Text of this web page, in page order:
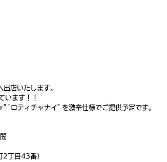
店いたします。
います！！
"ロティチャナイ" を激辛仕様でご提供予定です。
2丁目43番)